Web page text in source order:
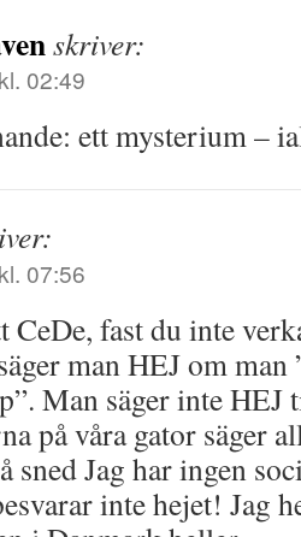
skriver:
02:49
ett mysterium –
07:56
CeDe, fast du inte
man HEJ om man
Man säger inte
på våra gator säger
sned Jag har ingen
inte hejet! Jag